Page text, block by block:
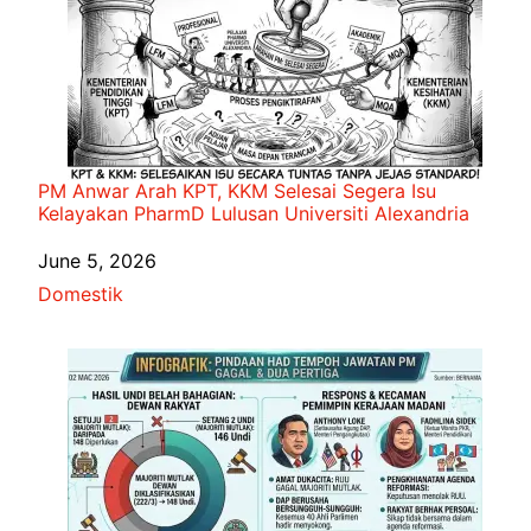
PM Anwar Arah KPT, KKM Selesai Segera Isu
Kelayakan PharmD Lulusan Universiti Alexandria
Date
June 5, 2026
In relation to
Domestik